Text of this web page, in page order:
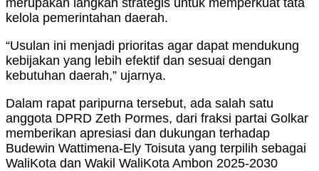
kelola pemerintahan daerah.
“Usulan ini menjadi prioritas agar dapat mendukung
kebijakan yang lebih efektif dan sesuai dengan
kebutuhan daerah,” ujarnya.
Dalam rapat paripurna tersebut, ada salah satu
anggota DPRD Zeth Pormes, dari fraksi partai Golkar
memberikan apresiasi dan dukungan terhadap
Budewin Wattimena-Ely Toisuta yang terpilih sebagai
WaliKota dan Wakil WaliKota Ambon 2025-2030